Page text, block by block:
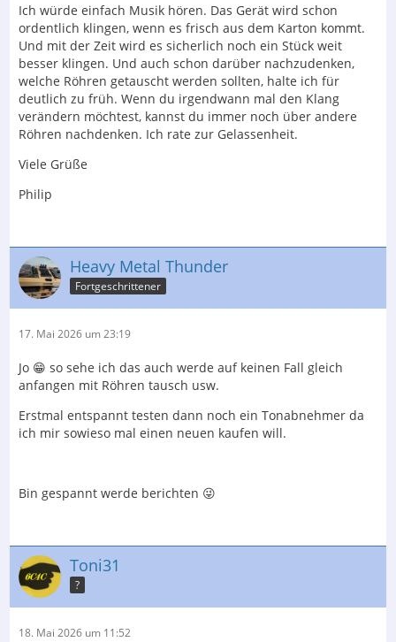
Ich würde einfach Musik hören. Das Gerät wird schon
ordentlich klingen, wenn es frisch aus dem Karton kommt.
Und mit der Zeit wird es sicherlich noch ein Stück weit
besser klingen. Und auch schon darüber nachzudenken,
welche Röhren getauscht werden sollten, halte ich für
deutlich zu früh. Wenn du irgendwann mal den Klang
verändern möchtest, kannst du immer noch über andere
Röhren nachdenken. Ich rate zur Gelassenheit.
Viele Grüße
Philip
Heavy Metal Thunder
Fortgeschrittener
17. Mai 2026 um 23:19
Jo 😁 so sehe ich das auch werde auf keinen Fall gleich
anfangen mit Röhren tausch usw.
Erstmal entspannt testen dann noch ein Tonabnehmer da
ich mir sowieso mal einen neuen kaufen will.
Bin gespannt werde berichten 😜
Toni31
?
18. Mai 2026 um 11:52